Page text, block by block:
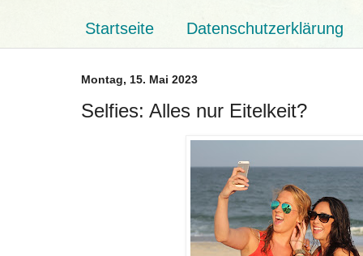
Startseite Datenschutzerklärung
Montag, 15. Mai 2023
Selfies: Alles nur Eitelkeit?